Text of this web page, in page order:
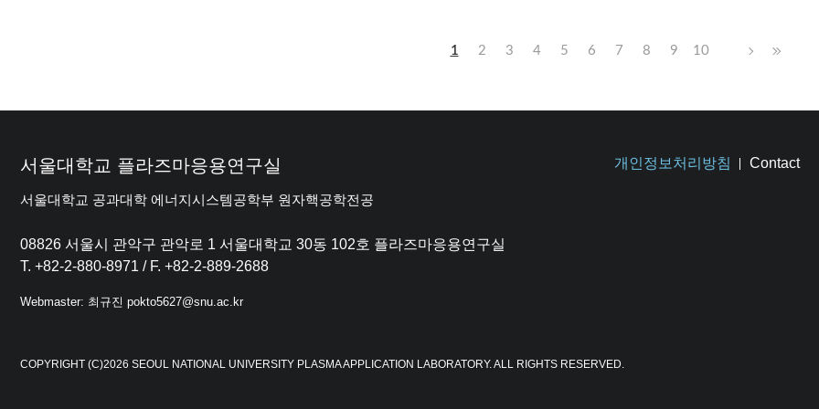
1 2 3 4 5 6 7 8 9 10
서울대학교 플라즈마응용연구실
서울대학교 공과대학 에너지시스템공학부 원자핵공학전공
개인정보처리방침 Contact
08826 서울시 관악구 관악로 1 서울대학교 30동 102호 플라즈마응용연구실
T. +82-2-880-8971 / F. +82-2-889-2688
Webmaster: 최규진 pokto5627@snu.ac.kr
COPYRIGHT (C)2026 SEOUL NATIONAL UNIVERSITY PLASMA APPLICATION LABORATORY. ALL RIGHTS RESERVED.